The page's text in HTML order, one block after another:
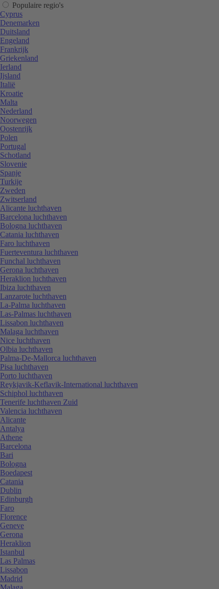
Populaire regio's
Cyprus
Denemarken
Duitsland
Engeland
Frankrijk
Griekenland
Ierland
Ijsland
Italië
Kroatie
Malta
Nederland
Noorwegen
Oostenrijk
Polen
Portugal
Schotland
Slovenie
Spanje
Turkije
Zweden
Zwitserland
Alicante luchthaven
Barcelona luchthaven
Bologna luchthaven
Catania luchthaven
Faro luchthaven
Fuerteventura luchthaven
Funchal luchthaven
Gerona luchthaven
Heraklion luchthaven
Ibiza luchthaven
Lanzarote luchthaven
La-Palma luchthaven
Las-Palmas luchthaven
Lissabon luchthaven
Malaga luchthaven
Nice luchthaven
Olbia luchthaven
Palma-De-Mallorca luchthaven
Pisa luchthaven
Porto luchthaven
Reykjavik-Keflavik-International luchthaven
Schiphol luchthaven
Tenerife luchthaven Zuid
Valencia luchthaven
Alicante
Antalya
Athene
Barcelona
Bari
Bologna
Boedapest
Catania
Dublin
Edinburgh
Faro
Florence
Geneve
Gerona
Heraklion
Istanbul
Las Palmas
Lissabon
Madrid
Malaga